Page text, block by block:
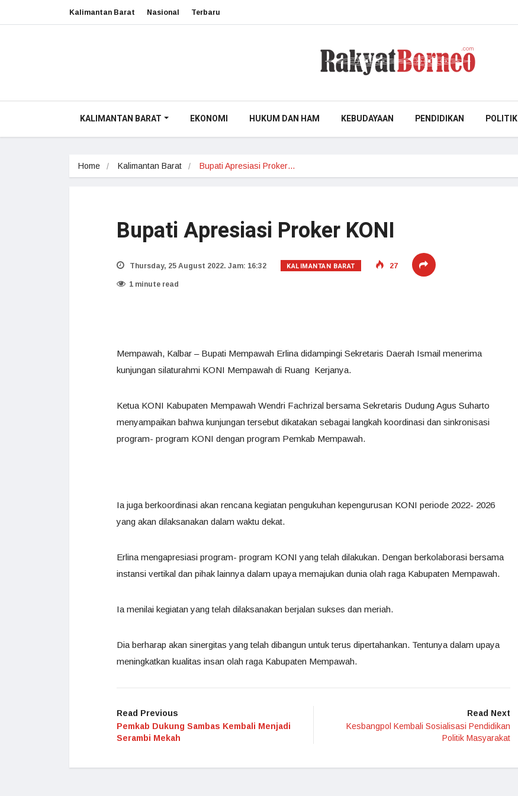
Kalimantan Barat Nasional Terbaru
KALIMANTAN BARAT EKONOMI HUKUM DAN HAM KEBUDAYAAN PENDIDIKAN POLITIK
Home Kalimantan Barat Bupati Apresiasi Proker…
Bupati Apresiasi Proker KONI
Thursday, 25 August 2022. Jam: 16:32 KALIMANTAN BARAT 27
1 minute read
Mempawah, Kalbar – Bupati Mempawah Erlina didampingi Sekretaris Daerah Ismail menerima
kunjungan silaturahmi KONI Mempawah di Ruang Kerjanya.
Ketua KONI Kabupaten Mempawah Wendri Fachrizal bersama Sekretaris Dudung Agus Suharto
menyampaikan bahwa kunjungan tersebut dikatakan sebagai langkah koordinasi dan sinkronisasi
program- program KONI dengan program Pemkab Mempawah.
Ia juga berkoordinasi akan rencana kegiatan pengukuhan kepengurusan KONI periode 2022- 2026
yang akan dilaksanakan dalam waktu dekat.
Erlina mengapresiasi program- program KONI yang telah dilakukan. Dengan berkolaborasi bersama
instansi vertikal dan pihak lainnya dalam upaya memajukan dunia olah raga Kabupaten Mempawah.
Ia menilai kegiatan yang telah dilaksanakan berjalan sukses dan meriah.
Dia berharap akan sinergitas yang telah dibangun untuk terus dipertahankan. Tentunya dalam upaya
meningkatkan kualitas insan olah raga Kabupaten Mempawah.
Read Previous
Pemkab Dukung Sambas Kembali Menjadi
Serambi Mekah
Read Next
Kesbangpol Kembali Sosialisasi Pendidikan
Politik Masyarakat